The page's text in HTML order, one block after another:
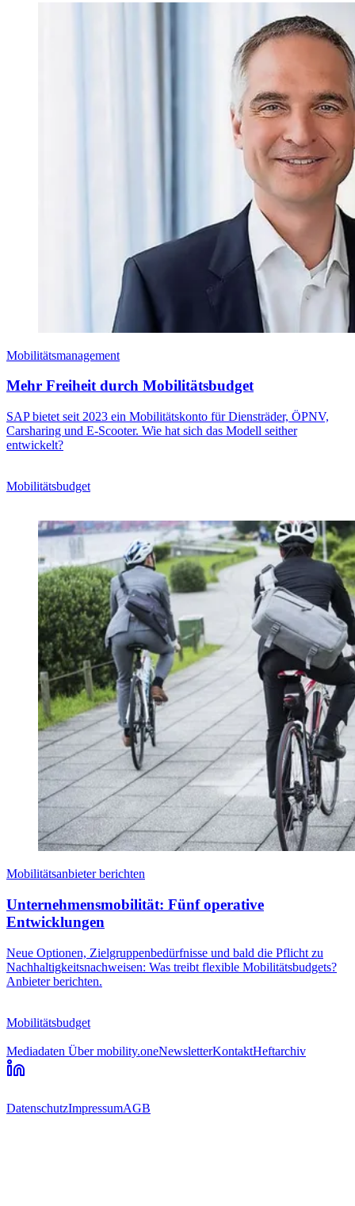
Mobilitätsmanagement
Mehr Freiheit durch Mobilitätsbudget
SAP bietet seit 2023 ein Mobilitätskonto für Diensträder, ÖPNV,
Carsharing und E-Scooter. Wie hat sich das Modell seither
entwickelt?
Mobilitätsbudget
Mobilitätsanbieter berichten
Unternehmensmobilität: Fünf operative
Entwicklungen
Neue Optionen, Zielgruppenbedürfnisse und bald die Pflicht zu
Nachhaltigkeitsnachweisen: Was treibt flexible Mobilitätsbudgets?
Anbieter berichten.
Mobilitätsbudget
Mediadaten Über mobility.oneNewsletterKontaktHeftarchiv
DatenschutzImpressumAGB